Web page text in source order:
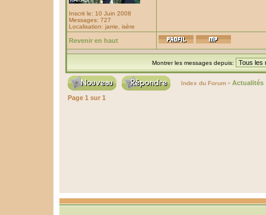
Inscrit le: 10 Juin 2008
Messages: 727
Localisation: jarrie, isère
Revenir en haut
Montrer les messages depuis:
Index du Forum - Actualités
Page 1 sur 1